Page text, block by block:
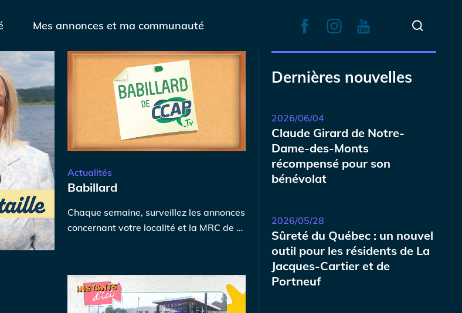
Mes annonces et ma communauté
Actualités
Babillard
Chaque semaine, surveillez les annonces
concernant votre localité et la MRC de …
Dernières nouvelles
2026/06/04
Claude Girard de Notre-
Dame-des-Monts
récompensé pour son
bénévolat
2026/05/28
Sûreté du Québec : un nouvel
outil pour les résidents de La
Jacques-Cartier et de
Portneuf